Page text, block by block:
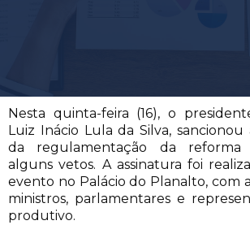
Nesta quinta-feira (16), o
Luiz Inácio Lula da Silva,
da regulamentação da reforma
alguns vetos. A assinatura foi
evento no Palácio do Planalto, com
ministros, parlamentares e
produtivo.